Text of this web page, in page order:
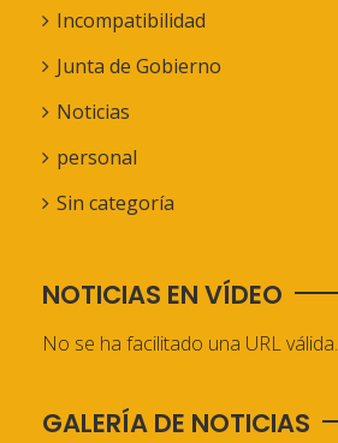
Incompatibilidad
Junta de Gobierno
Noticias
personal
Sin categoría
NOTICIAS EN VÍDEO
No se ha facilitado una URL válida.
GALERÍA DE NOTICIAS